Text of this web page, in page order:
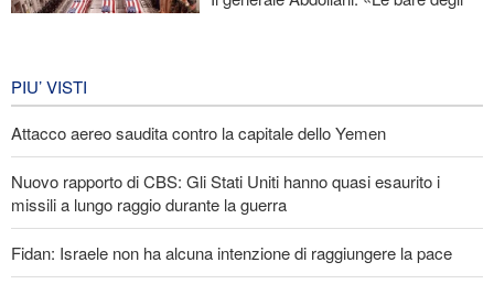
PIU’ VISTI
Attacco aereo saudita contro la capitale dello Yemen
Nuovo rapporto di CBS: Gli Stati Uniti hanno quasi esaurito i
missili a lungo raggio durante la guerra
Fidan: Israele non ha alcuna intenzione di raggiungere la pace